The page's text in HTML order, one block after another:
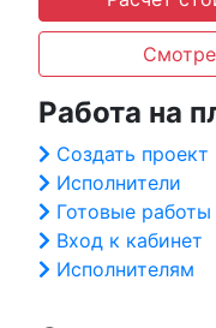
Работа на
Создать проект
Исполнители
Готовые работы
Вход к кабинет
Исполнителям